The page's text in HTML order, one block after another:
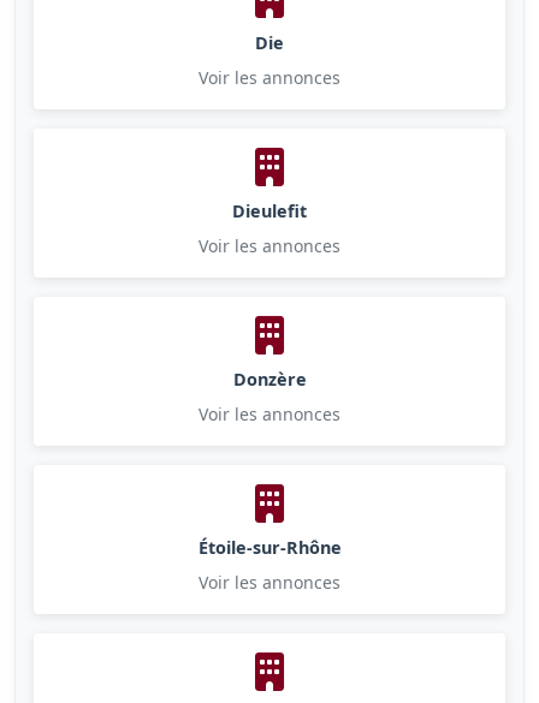
Die
Voir les annonces
Dieulefit
Voir les annonces
Donzère
Voir les annonces
Étoile-sur-Rhône
Voir les annonces